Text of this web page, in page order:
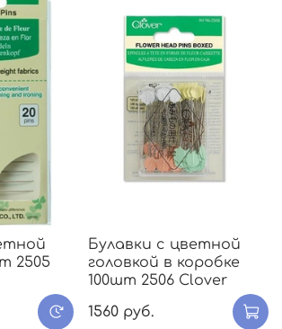
2505
Булавки с цветной
головкой в коробке
100шт 2506 Clover
1560 руб.